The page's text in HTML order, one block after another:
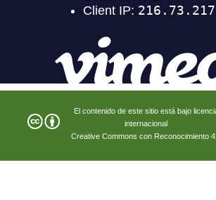
El contenido de este sitio está bajo
internacional
Creative Commons con Reconocimiento